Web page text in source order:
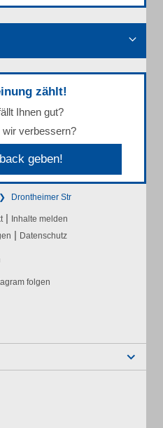
zählt!
Ihnen gut?
wir verbessern?
geben!
Drontheimer Str
| Inhalte melden
| Datenschutz
folgen